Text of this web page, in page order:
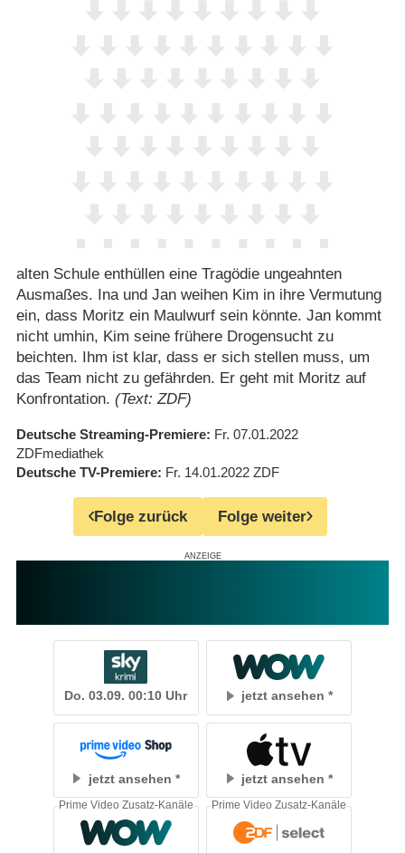
alten Schule enthüllen eine Tragödie ungeahnten
Ausmaßes. Ina und Jan weihen Kim in ihre Vermutung
ein, dass Moritz ein Maulwurf sein könnte. Jan kommt
nicht umhin, Kim seine frühere Drogensucht zu
beichten. Ihm ist klar, dass er sich stellen muss, um
das Team nicht zu gefährden. Er geht mit Moritz auf
Konfrontation. (Text: ZDF)
Deutsche Streaming-Premiere Fr. 07.01.2022
ZDFmediathek
Deutsche TV-Premiere Fr. 14.01.2022 ZDF
Folge zurück Folge weiter
Do. 03.09. 00:10 Uhr jetzt ansehen
jetzt ansehen jetzt ansehen
Prime Video Zusatz-Kanäle Prime Video Zusatz-Kanäle